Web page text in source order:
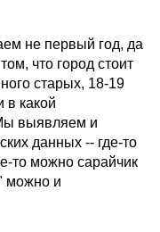
не первый год, да
что город стоит
старых, 18-19
в какой
выявляем и
данных -- где-то
то можно сарайчик
можно и